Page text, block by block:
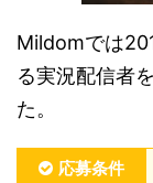
Mildomでは
る実況配信者
た。
応募条件